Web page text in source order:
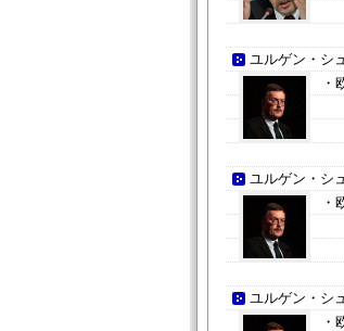
ユルゲン・シ
・
ユルゲン・シ
・
ユルゲン・シ
・